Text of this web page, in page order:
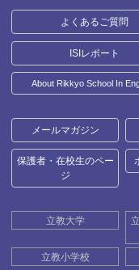
よくあるご質問
ISIレポート
About Rikkyo School In
メールマガジン
保護者・在校生のペー
ジ
立教大学
立教小学校